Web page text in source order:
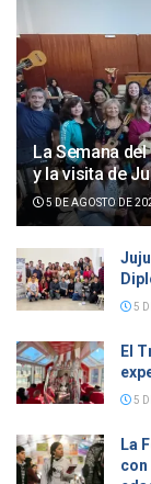
La Semana
y la visita de
5 DE AGOSTO DE
5
El
5
La
con